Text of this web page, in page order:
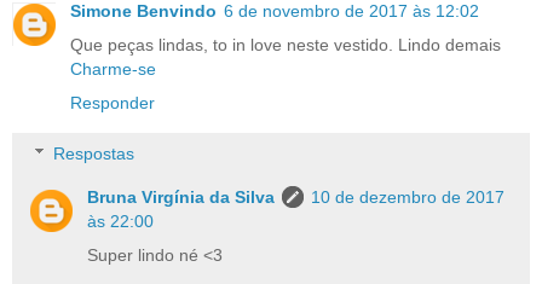
Simone Benvindo 6 de novembro de 2017 às 12:02
Que peças lindas, to in love neste vestido. Lindo demais
Charme-se
Responder
Respostas
Bruna Virgínia da Silva
10 de dezembro de 2017
às 22:00
Super lindo né <3